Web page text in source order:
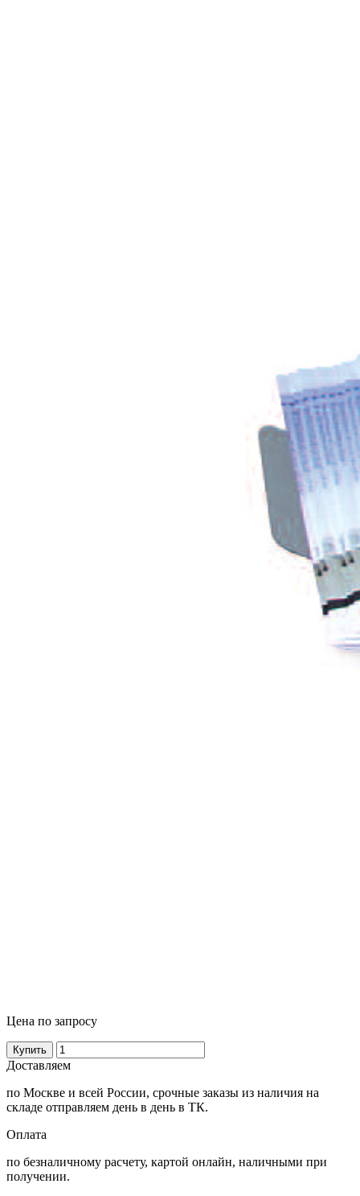
Цена по запросу
Купить
Доставляем
по Москве и всей России, срочные заказы из наличия на
складе отправляем день в день в ТК.
Оплата
по безналичному расчету, картой онлайн, наличными при
получении.